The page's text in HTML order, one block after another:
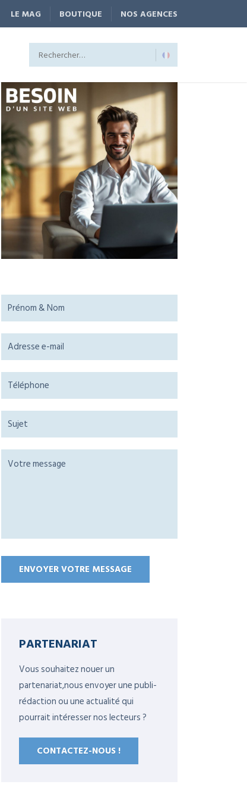
LE MAG BOUTIQUE NOS AGENCES
PARTENARIAT
Vous souhaitez nouer un
partenariat,nous envoyer une publi-
rédaction ou une actualité qui
pourrait intéresser nos lecteurs ?
CONTACTEZ-NOUS !